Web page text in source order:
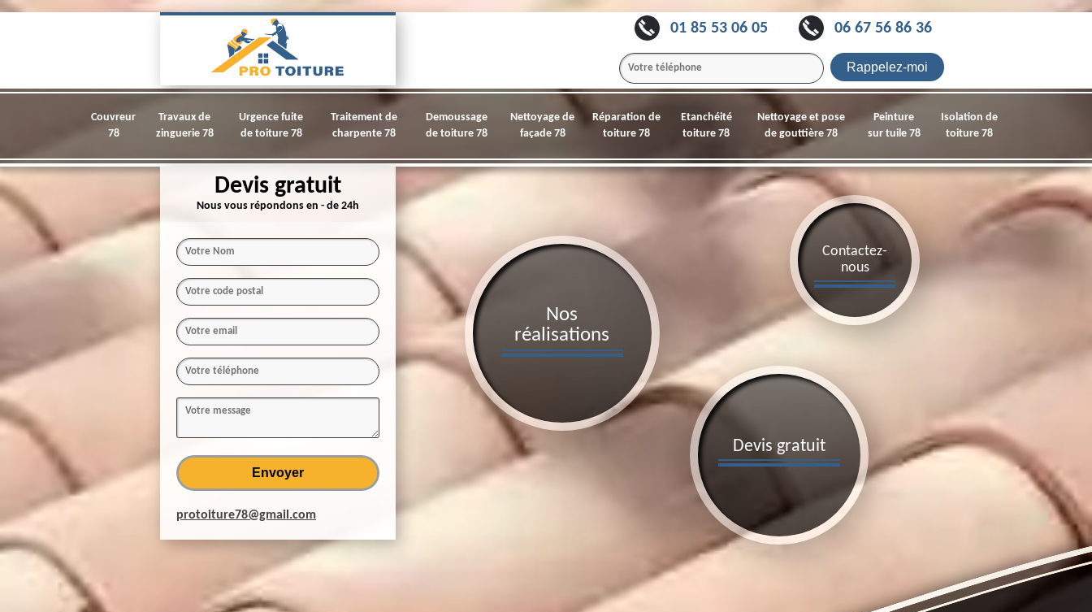
01 85 53 06 05 06 67 56 86 36
Couvreur
78
Travaux de
zinguerie 78
Urgence fuite
de toiture 78
Traitement de
charpente 78
Demoussage
de toiture 78
Nettoyage de
façade 78
Réparation de
toiture 78
Etanchéité
toiture 78
Nettoyage et pose
de gouttière 78
Peinture
sur tuile 78
Isolation de
toiture 78
Devis gratuit
Nous vous répondons en - de 24h
protoiture78@gmail.com
Devis gratuit
Contactez-
nous
Nos
réalisations